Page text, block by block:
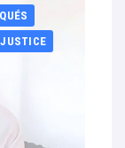
JUSTICE